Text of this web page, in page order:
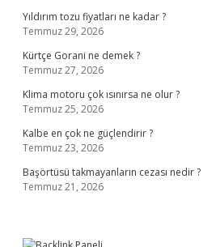
Yıldırım tozu fiyatları ne kadar ?
Temmuz 29, 2026
Kürtçe Gorani ne demek ?
Temmuz 27, 2026
Klima motoru çok ısınırsa ne olur ?
Temmuz 25, 2026
Kalbe en çok ne güçlendirir ?
Temmuz 23, 2026
Başörtüsü takmayanların cezası nedir ?
Temmuz 21, 2026